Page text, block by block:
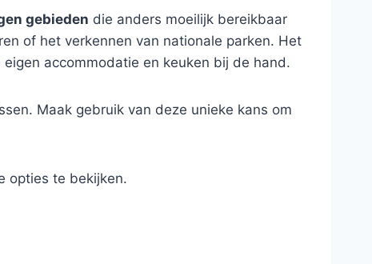
gebieden die anders moeilijk bereikbaar
of het verkennen van nationale parken. Het
accommodatie en keuken bij de hand.
Maak gebruik van deze unieke kans om
opties te bekijken.